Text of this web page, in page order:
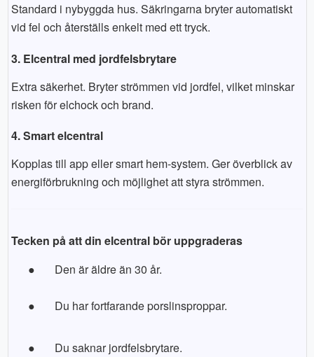
Standard i nybyggda hus. Säkringarna bryter automatiskt
vid fel och återställs enkelt med ett tryck.
3. Elcentral med jordfelsbrytare
Extra säkerhet. Bryter strömmen vid jordfel, vilket minskar
risken för elchock och brand.
4. Smart elcentral
Kopplas till app eller smart hem-system. Ger överblick av
energiförbrukning och möjlighet att styra strömmen.
Tecken på att din elcentral bör uppgraderas
●
Den är äldre än 30 år.
● Du har fortfarande porslinsproppar.
● Du saknar jordfelsbrytare.